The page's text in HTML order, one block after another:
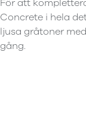
För att
Concrete i hela
ljusa gråtoner
gång.